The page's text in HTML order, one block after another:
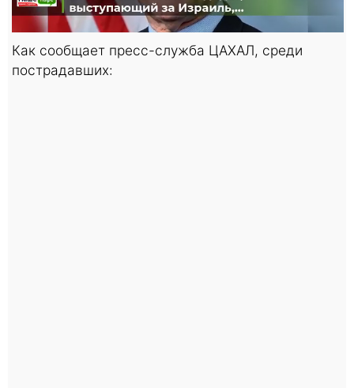
Как сообщает пресс-служба ЦАХАЛ, среди
пострадавших: